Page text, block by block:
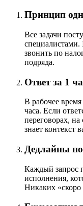
Принцип
Все задачи
звонить по
подряда.
Ответ за 1
В рабочее
часа. Если
переговорах,
знает контекст
Дедлайны
Каждый запрос
исполнения,
Никаких «скоро